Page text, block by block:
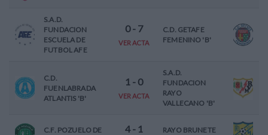
S.A.D.
FUNDACION
ESCUELA DE
FUTBOL AFE
0- 7
VER ACTA
C.D. GETAFE
FEMENINO 'B'
C.D.
FUENLABRADA
ATLANTIS 'B'
1- 0
VER ACTA
S.A.D.
FUNDACION
RAYO
VALLECANO 'B'
C.F. POZUELO DE
4- 1
RAYO BRUNETE